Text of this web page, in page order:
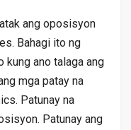
ang oposisyon
Bahagi ito ng
kung ano talaga ang
mga patay na
Patunay na
Patunay ang